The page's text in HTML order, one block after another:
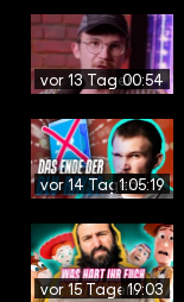
vor 13 Tagen00:54
vor 14 Tagen1:05:19
vor 15 Tagen19:03